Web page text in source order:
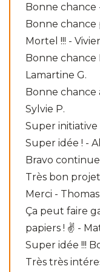
Bonne chance
Bonne chance
Mortel !!! -
Bonne
Lamartine G.
Bonne chance
Sylvie P.
Super initiative
Super idée ! -
Bravo
Très bon projet
Merci - Thomas
Ça peut faire
papiers ! ✌ -
Super idée !!!
Très très